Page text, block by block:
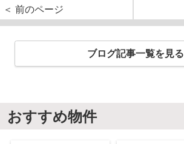
＜ 前のページ
ブログ記事一覧を見る
おすすめ物件